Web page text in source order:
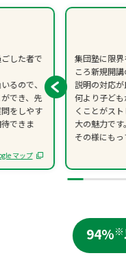
した者で
るので、
でき、先
をしやす
できま
、模試の
方は自分
マップ
集団塾に限
ころ新規開
説明の対応が
何より子ど
くことがス
大の魅力です。
その様にも
先生、担当
どもの成績
個別塾の競
94%※